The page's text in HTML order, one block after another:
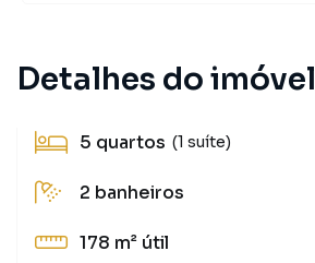
Detalhes do imóvel
5 quartos (1 suíte)
2 banheiros
178 m² útil